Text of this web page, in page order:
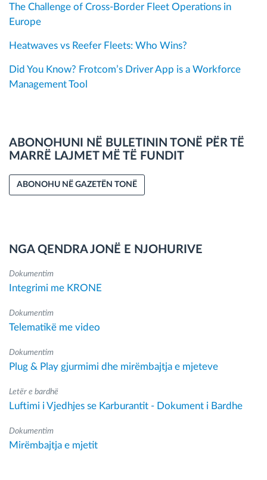
The Challenge of Cross-Border Fleet Operations in
Europe
Heatwaves vs Reefer Fleets: Who Wins?
Did You Know? Frotcom’s Driver App is a Workforce
Management Tool
ABONOHUNI NË BULETININ TONË PËR TË
MARRË LAJMET MË TË FUNDIT
ABONOHU NË GAZETËN TONË
NGA QENDRA JONË E NJOHURIVE
Dokumentim
Integrimi me KRONE
Dokumentim
Telematikë me video
Dokumentim
Plug & Play gjurmimi dhe mirëmbajtja e mjeteve
Letër e bardhë
Luftimi i Vjedhjes se Karburantit - Dokument i Bardhe
Dokumentim
Mirëmbajtja e mjetit